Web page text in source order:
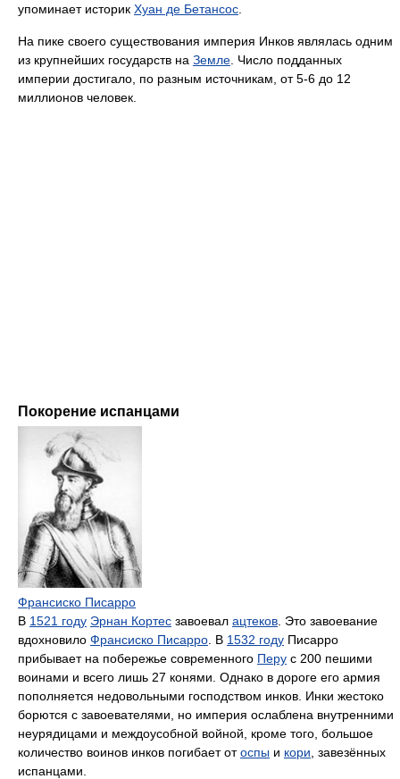
упоминает историк Хуан де Бетансос
На пике своего существования империя Инков являлась одним
из крупнейших государств на Земле . Число подданных
империи достигало, по разным источникам, от 5-6 до 12
миллионов человек.
Покорение испанцами
Франсиско Писарро
В 1521 году Эрнан Кортес завоевал ацтеков . Это завоевание
вдохновило Франсиско Писарро . В 1532 году Писарро
прибывает на побережье современного Перу с 200 пешими
воинами и всего лишь 27 конями. Однако в дороге его армия
пополняется недовольными господством инков. Инки жестоко
борются с завоевателями, но империя ослаблена внутренними
неурядицами и междоусобной войной, кроме того, большое
количество воинов инков погибает отоспы и кори , завезённых
испанцами.